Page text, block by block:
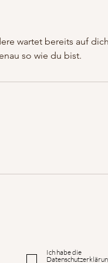
wartet bereits auf
so wie du bist.
Ich habe die